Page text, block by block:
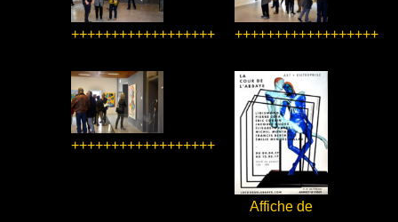
++++++++++++++++++ ++++++++++++++++++
++++++++++++++++++
Affiche de